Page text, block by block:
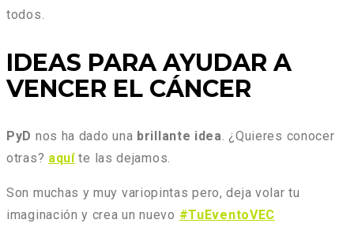
todos.
IDEAS PARA AYUDAR A
VENCER EL CÁNCER
PyD nos ha dado una brillante idea. ¿Quieres conocer
otras? aquíte las dejamos.
Son muchas y muy variopintas pero, deja volar tu
imaginación y crea un nuevo #TuEventoVEC